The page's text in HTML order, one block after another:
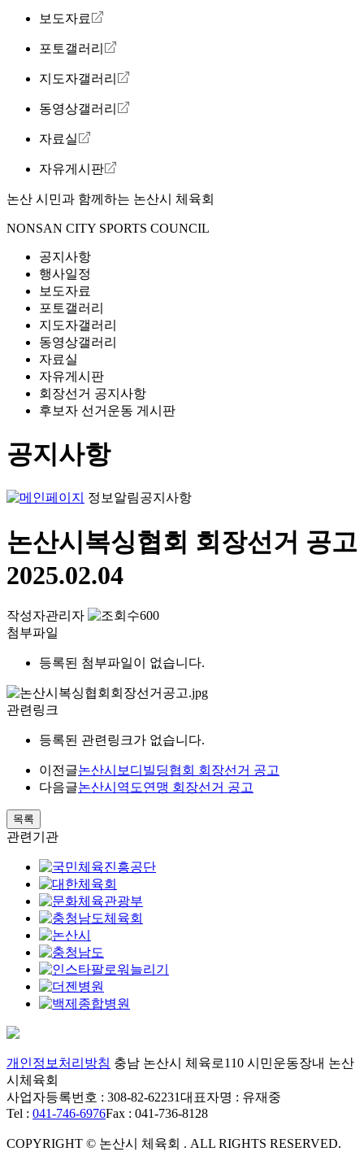
보도자료
포토갤러리
지도자갤러리
동영상갤러리
자료실
자유게시판
논산 시민과 함께하는 논산시 체육회
NONSAN CITY SPORTS COUNCIL
공지사항
행사일정
보도자료
포토갤러리
지도자갤러리
동영상갤러리
자료실
자유게시판
회장선거 공지사항
후보자 선거운동 게시판
공지사항
정보알림공지사항
논산시복싱협회 회장선거 공고
2025.02.04
작성자관리자
600
첨부파일
등록된 첨부파일이 없습니다.
관련링크
등록된 관련링크가 없습니다.
이전글논산시보디빌딩협회 회장선거 공고
다음글논산시역도연맹 회장선거 공고
목록
관련기관
개인정보처리방침 충남 논산시 체육로110 시민운동장내 논산
시체육회
사업자등록번호 : 308-82-62231대표자명 : 유재중
Tel : 041-746-6976Fax : 041-736-8128
COPYRIGHT © 논산시 체육회 . ALL RIGHTS RESERVED.